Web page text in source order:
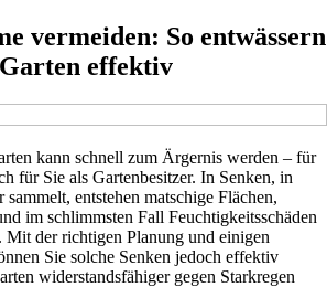
vermeiden: So entwässern
effektiv
kann schnell zum Ärgernis werden – für
für Sie als Gartenbesitzer. In Senken, in
sammelt, entstehen matschige Flächen,
im schlimmsten Fall Feuchtigkeitsschäden
Mit der richtigen Planung und einigen
Sie solche Senken jedoch effektiv
widerstandsfähiger gegen Starkregen